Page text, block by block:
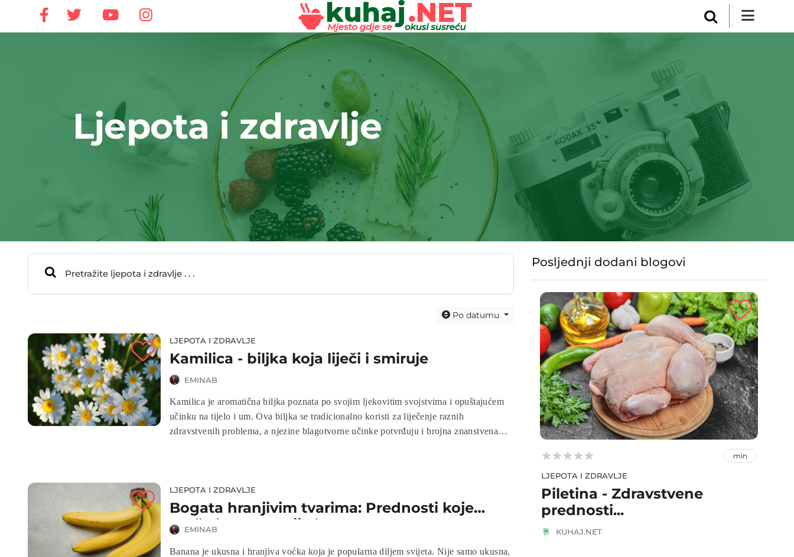
Ljepota i zdravlje
Po datumu
LJEPOTA I ZDRAVLJE
Kamilica - biljka koja liječi i smiruje
EMINAB
Kamilica je aromatična biljka poznata po svojim ljekovitim svojstvima i opuštajućem
učinku na tijelo i um. Ova biljka se tradicionalno koristi za liječenje raznih
zdravstvenih problema, a njezine blagotvorne učinke potvrđuju i brojna znanstvena
LJEPOTA I ZDRAVLJE
Bogata hranjivim tvarima: Prednosti koje
pruža konzumacija banane
EMINAB
Banana je ukusna i hranjiva voćka koja je popularna diljem svijeta. Nije samo ukusna,
Posljednji dodani blogovi


 min
LJEPOTA I ZDRAVLJE
Piletina - Zdravstvene
prednosti...
KUHAJ.NET